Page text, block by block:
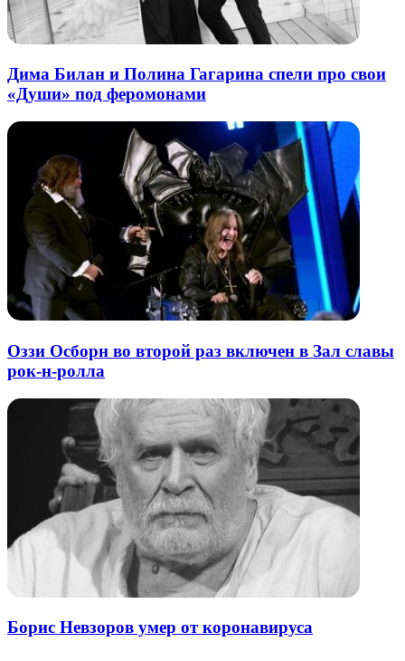
Дима Билан и Полина Гагарина спели про свои
«Души» под феромонами
Оззи Осборн во второй раз включен в Зал славы
рок-н-ролла
Борис Невзоров умер от коронавируса